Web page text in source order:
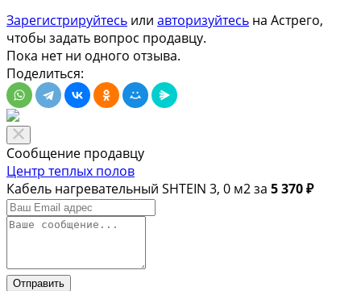
Зарегистрируйтесь или авторизуйтесь на Астрего,
чтобы задать вопрос продавцу.
Пока нет ни одного отзыва.
Поделиться:
Сообщение продавцу
Центр теплых полов
Кабель нагревательный SHTEIN 3, 0 м2 за 5 370 ₽
Отправить